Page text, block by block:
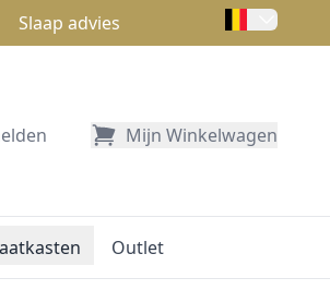
Slaap advies
Mijn Winkelwagen
Outlet